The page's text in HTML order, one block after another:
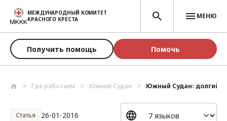
Перейти к основному содержанию
МЕЖДУНАРОДНЫЙ КОМИТЕТ
КРАСНОГО КРЕСТА
МЕНЮ
Получить помощь Помочь
Где работаем Южный Судан Южный Судан: долгий
Статья 26-01-2016